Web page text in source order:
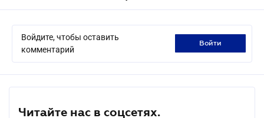
Войдите, чтобы оставить
комментарий
войти
Читайте нас в соцсетях.